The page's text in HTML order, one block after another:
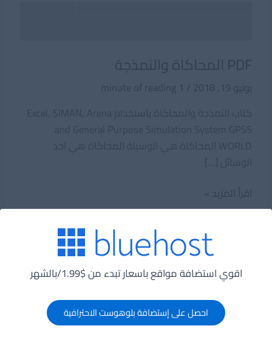
اقوي استضافة مواقع باسعار تبدء من $1.99/بالشهر
احصل على إستضافة بلوهوست الاحترافية
PDF المحاكاة والنمذجة
يونيو 19, 2018 /
1 minute of reading
PDF
المحاكاة
اقرأ المزيد »
اخر المقالات
مراجعة أداة AIOSEO (All in One SEO) لووردبريس
خارطة الطريق لتصبح مهندس تعلّم الآلة في 12 شهرًا
كيف تصبح مهندس تعلم آلي محترفًا في 2025؟